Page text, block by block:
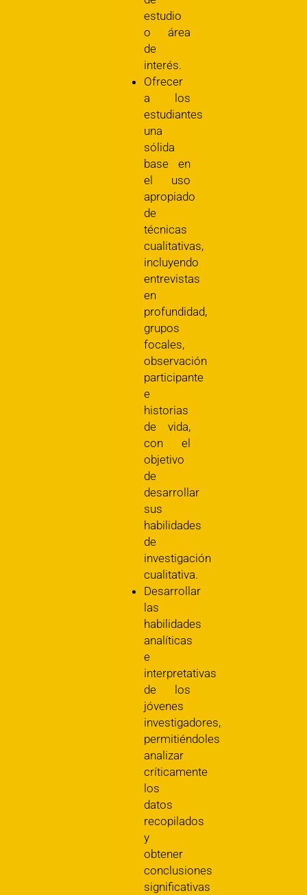
estudio
o área
de
interés.
Ofrecer
a los
estudiantes
una
sólida
base en
el uso
apropiado
de
técnicas
cualitativas,
incluyendo
entrevistas
en
profundidad,
grupos
focales,
observación
participante
e
historias
de vida,
con el
objetivo
de
desarrollar
sus
habilidades
de
investigación
cualitativa.
Desarrollar
las
habilidades
analíticas
e
interpretativas
de los
jóvenes
investigadores,
permitiéndoles
analizar
críticamente
los
datos
recopilados
y
obtener
conclusiones
significativas